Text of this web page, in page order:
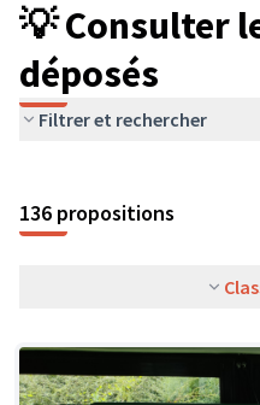
💡 Consulter
déposés
Filtrer et rechercher
136 propositions